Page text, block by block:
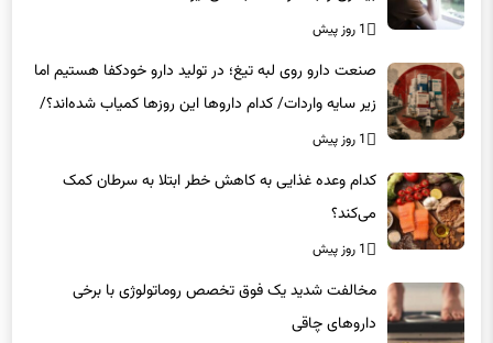
بیماری را با قدرت اشتباه می‌گیرد
1 روز پیش
صنعت دارو روی لبه تیغ؛ در تولید دارو خودکفا هستیم اما
زیر سایه واردات/ کدام داروها این روزها کمیاب شده‌اند؟/
«کشور سه ماه ذخیره دارویی دارد»
1 روز پیش
کدام وعده غذایی به کاهش خطر ابتلا به سرطان کمک
می‌کند؟
1 روز پیش
مخالفت شدید یک فوق تخصص روماتولوژی با برخی